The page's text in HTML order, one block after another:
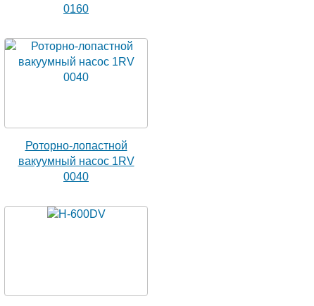
0160
Роторно-лопастной
вакуумный насос 1RV
0040